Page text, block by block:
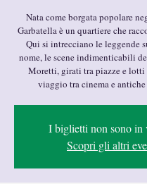
Nata come borgata popolare
Garbatella è un quartiere che
Qui si intrecciano le leggende
nome, le scene indimenticabili
Moretti, girati tra piazze e lotti
viaggio tra cinema e
I biglietti non sono in
Scopri gli altri